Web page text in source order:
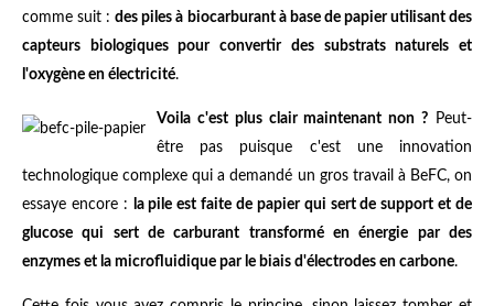
comme suit :des piles à biocarburant à base de papier utilisant des
capteurs biologiques pour convertir des substrats naturels et
l'oxygène en électricité.
Voila c'est plus clair maintenant non ? Peut-
être pas puisque c'est une innovation
technologique complexe qui a demandé un gros travail à BeFC, on
essaye encore :
la pile est faite de papier qui sert de support et de
glucose qui sert de carburant transformé en énergie par des
enzymes et la microfluidique par le biais d'électrodes en carbone.